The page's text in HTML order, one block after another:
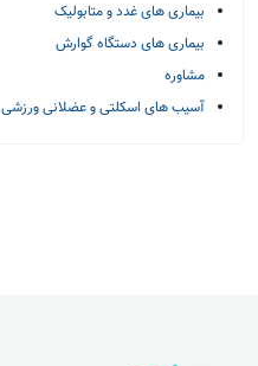
بیماری های غدد و متابولیک
بیماری های دستگاه گوارش
مشاوره
آسیب های اسکلتی و عضلانی ورزشی